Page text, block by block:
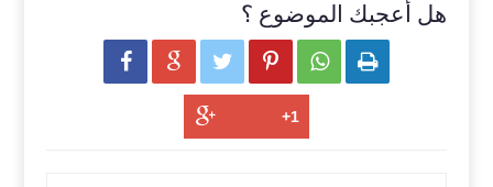
هل أعجبك الموضوع ؟
     